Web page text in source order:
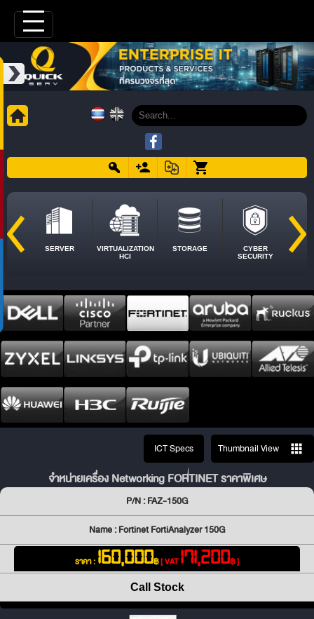
SERVER
VIRTUALIZATION
HCI
STORAGE
CYBER
SECURITY
ICT Specs Thumbnail View
จำหน่ายเครื่อง Networking FORTINET ราคาพิเศษ
P/N : FAZ-150G
Name : Fortinet FortiAnalyzer 150G
ราคา : 160,000฿[ VAT171,200฿ ]
Call Stock